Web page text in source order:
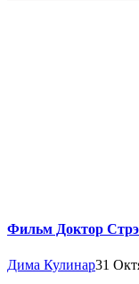
Фильм Доктор
Дима Кулинар31